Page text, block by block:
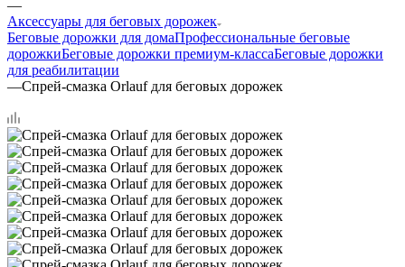
—
Аксессуары для беговых дорожек
Беговые дорожки для домаПрофессиональные беговые
дорожкиБеговые дорожки премиум-классаБеговые дорожки
для реабилитации
—Спрей-смазка Orlauf для беговых дорожек